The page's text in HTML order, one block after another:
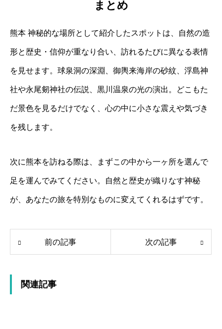
まとめ
熊本 神秘的な場所として紹介したスポットは、自然の造
形と歴史・信仰が重なり合い、訪れるたびに異なる表情
を見せます。球泉洞の深淵、御輿来海岸の砂紋、浮島神
社や永尾剱神社の伝説、黒川温泉の光の演出。どこもた
だ景色を見るだけでなく、心の中に小さな震えや気づき
を残します。
次に熊本を訪ねる際は、まずこの中から一ヶ所を選んで
足を運んでみてください。自然と歴史が織りなす神秘
が、あなたの旅を特別なものに変えてくれるはずです。
前の記事 次の記事
関連記事